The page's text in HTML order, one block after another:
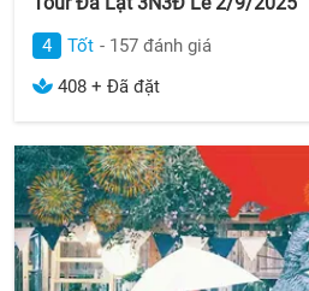
4 Tốt - 157 đánh giá
408 + Đã đặt